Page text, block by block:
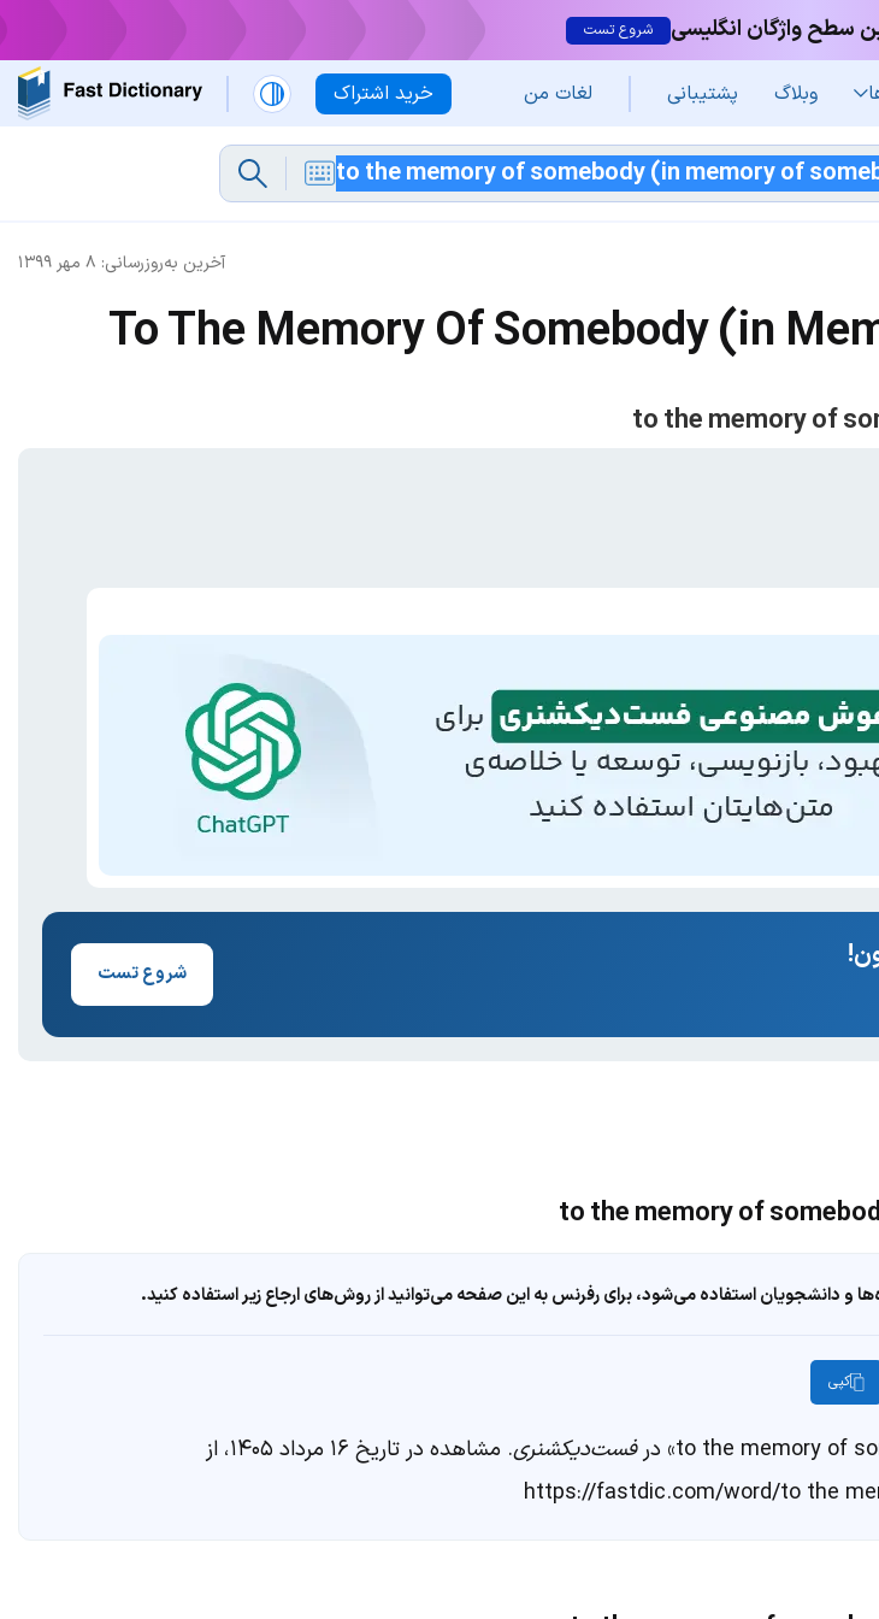
سطح واژگان انگلیسی شروع تست
خرید اشتراک وبلاگ پشتیبانی لغات من
آخرین به‌روزرسانی: ۸ مهر ۱۳۹۹
To The Memory Of Somebody (in
شروع تست
دانشجویان استفاده می‌شود، برای رفرنس به این صفحه می‌توانید از روش‌های ارجاع زیر استفاده کنید.
کپی
فست‌دیکشنری
. مشاهده در تاریخ ۱۶ مرداد ۱۴۰۵، از
https://fastdic.com/word/to the